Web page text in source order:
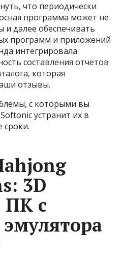
что периодически
программа может не
и далее обеспечивать
программ и приложений
интегрировала
составления отчетов
которая
отзывы.
с которыми вы
устранит их в
сроки.
3D
ПК с